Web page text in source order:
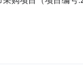
报价起止时间:-二